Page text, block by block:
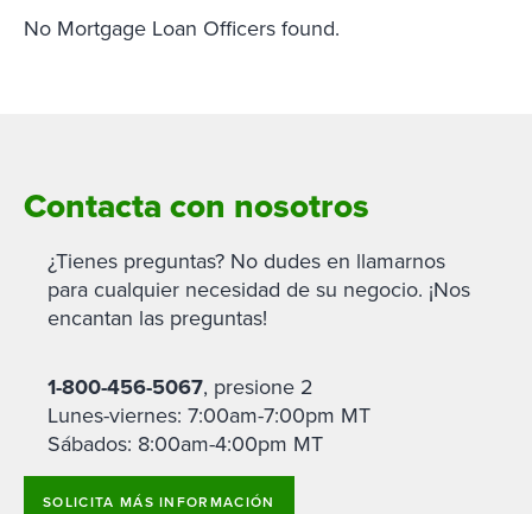
No Mortgage Loan Officers found.
Contacta con nosotros
¿Tienes preguntas? No dudes en llamarnos
para cualquier necesidad de su negocio. ¡Nos
encantan las preguntas!
1-800-456-5067, presione 2
Lunes-viernes: 7:00am-7:00pm MT
Sábados: 8:00am-4:00pm MT
SOLICITA MÁS INFORMACIÓN